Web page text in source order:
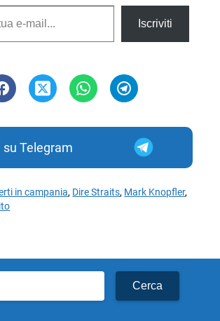
Iscriviti
su Telegram
in campania, Dire Straits, Mark Knopfler,